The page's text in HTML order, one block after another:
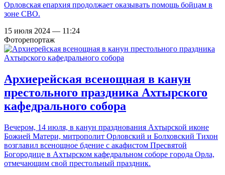
Орловская епархия продолжает оказывать помощь бойцам в
зоне СВО.
15 июля 2024 — 11:24
Фоторепортаж
Архиерейская всенощная в канун
престольного праздника Ахтырского
кафедрального собора
Вечером, 14 июля, в канун празднования Ахтырской иконе
Божией Матери, митрополит Орловский и Болховский Тихон
возглавил всенощное бдение с акафистом Пресвятой
Богородице в Ахтырском кафедральном соборе города Орла,
отмечающим свой престольный праздник.